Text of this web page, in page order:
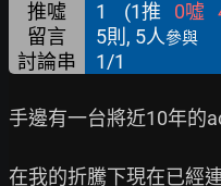
推噓 1 (1推 0噓
留言
5則, 5人參與
討論串 1/1
手邊有一台將近10年的
在我的折騰下現在已經